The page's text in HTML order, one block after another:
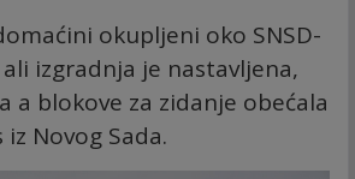
okupljeni oko SNSD-
izgradnja je nastavljena,
a blokove za zidanje obećala
Novog Sada.